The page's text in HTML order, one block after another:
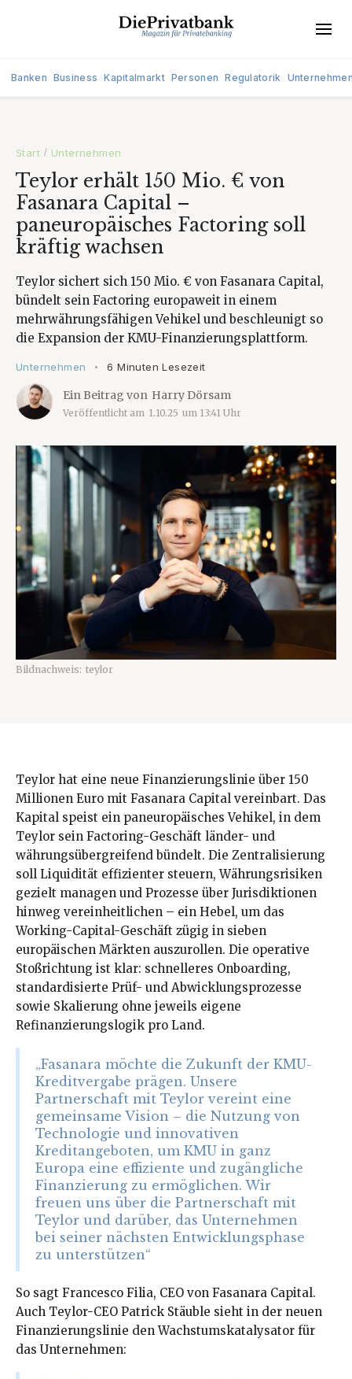
Banken Business Kapitalmarkt Personen Regulatorik
Start / Unternehmen
Teylor erhält 150 Mio. € von
Fasanara Capital –
paneuropäisches Factoring soll
kräftig wachsen
Teylor sichert sich 150 Mio. € von Fasanara Capital,
bündelt sein Factoring europaweit in einem
mehrwährungsfähigen Vehikel und beschleunigt so
die Expansion der KMU-Finanzierungsplattform.
Unternehmen • 6 Minuten Lesezeit
Ein Beitrag von Harry Dörsam
Veröffentlicht am 1.10.25 um 13:41 Uhr
Bildnachweis: teylor
Teylor hat eine neue Finanzierungslinie über 150
Millionen Euro mit Fasanara Capital vereinbart. Das
Kapital speist ein paneuropäisches Vehikel, in dem
Teylor sein Factoring-Geschäft länder- und
währungsübergreifend bündelt. Die Zentralisierung
soll Liquidität effizienter steuern, Währungsrisiken
gezielt managen und Prozesse über Jurisdiktionen
hinweg vereinheitlichen – ein Hebel, um das
Working-Capital-Geschäft zügig in sieben
europäischen Märkten auszurollen. Die operative
Stoßrichtung ist klar: schnelleres Onboarding,
standardisierte Prüf- und Abwicklungsprozesse
sowie Skalierung ohne jeweils eigene
Refinanzierungslogik pro Land.
„Fasanara möchte die Zukunft der KMU-
Kreditvergabe prägen. Unsere
Partnerschaft mit Teylor vereint eine
gemeinsame Vision – die Nutzung von
Technologie und innovativen
Kreditangeboten, um KMU in ganz
Europa eine effiziente und zugängliche
Finanzierung zu ermöglichen. Wir
freuen uns über die Partnerschaft mit
Teylor und darüber, das Unternehmen
bei seiner nächsten Entwicklungsphase
zu unterstützen“
So sagt Francesco Filia, CEO von Fasanara Capital.
Auch Teylor-CEO Patrick Stäuble sieht in der neuen
Finanzierungslinie den Wachstumskatalysator für
das Unternehmen: